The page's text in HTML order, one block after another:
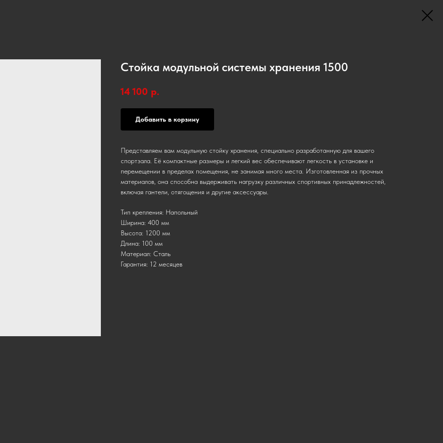
Стойка модульной системы хранения 1500
14 100 р.
Добавить в корзину
Представляем вам модульную стойку хранения, специально разработанную для вашего
спортзала. Её компактные размеры и легкий вес обеспечивают легкость в установке и
перемещении в пределах помещения, не занимая много места. Изготовленная из прочных
материалов, она способна выдерживать нагрузку различных спортивных принадлежностей,
включая гантели, отягощения и другие аксессуары.
Тип крепления: Напольный
Ширина: 400 мм
Высота: 1200 мм
Длина: 100 мм
Материал: Сталь
Гарантия: 12 месяцев